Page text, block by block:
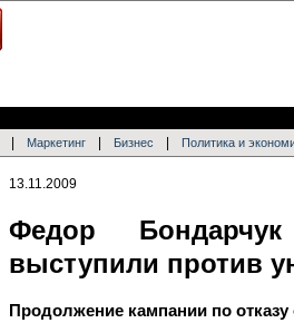
Маркетинг Бизнес Политика и
13.11.2009
Федор
выступили против
Продолжение кампании по